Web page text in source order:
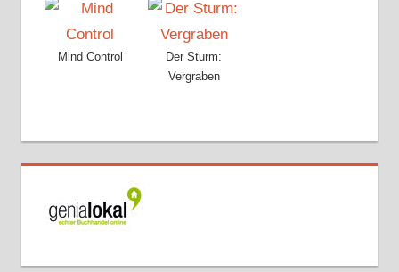
Mind Control
Der Sturm:
Vergraben